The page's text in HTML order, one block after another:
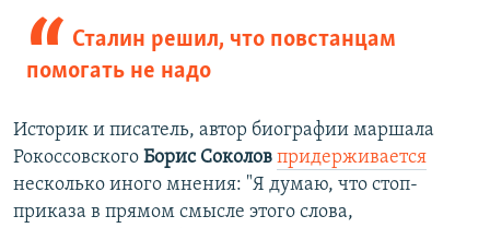
Сталин решил, что повстанцам
помогать не надо
Историк и писатель, автор биографии маршала
Рокоссовского Борис Соколов придерживается
несколько иного мнения: "Я думаю, что стоп-
приказа в прямом смысле этого слова,